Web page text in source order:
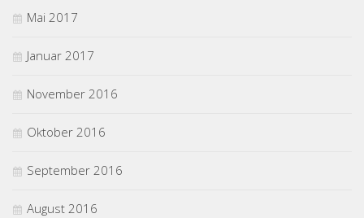
Mai 2017
Januar 2017
November 2016
Oktober 2016
September 2016
August 2016